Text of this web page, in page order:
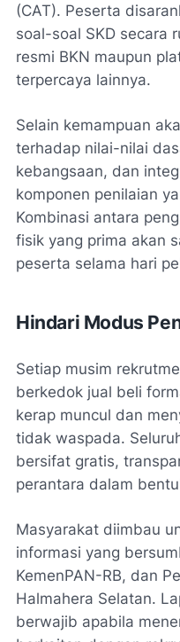
(CAT). Peserta
soal-soal SKD secara
resmi BKN maupun
terpercaya lainnya.
Selain kemampuan
terhadap nilai-nilai
kebangsaan, dan
komponen penilaian
Kombinasi antara
fisik yang prima akan
peserta selama hari
Hindari Modus
Setiap musim
berkedok jual beli
kerap muncul dan
tidak waspada.
bersifat gratis,
perantara dalam
Masyarakat diimbau
informasi yang
KemenPAN-RB, dan
Halmahera Selatan.
berwajib apabila